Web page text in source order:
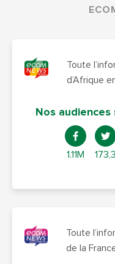
Toute
d’Afrique
Nos
1.11M
Toute
de la